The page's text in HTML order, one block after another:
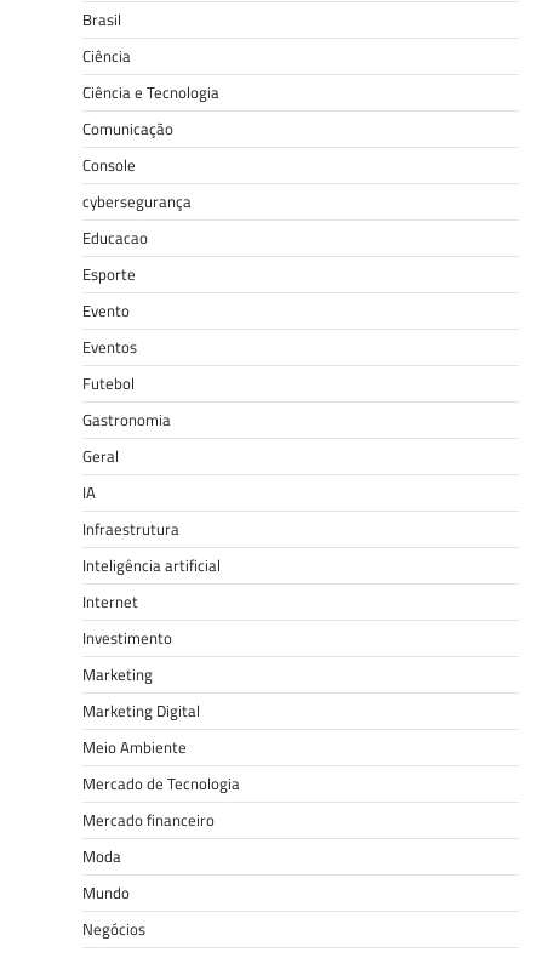
Brasil
Ciência
Ciência e Tecnologia
Comunicação
Console
cybersegurança
Educacao
Esporte
Evento
Eventos
Futebol
Gastronomia
Geral
IA
Infraestrutura
Inteligência artificial
Internet
Investimento
Marketing
Marketing Digital
Meio Ambiente
Mercado de Tecnologia
Mercado financeiro
Moda
Mundo
Negócios